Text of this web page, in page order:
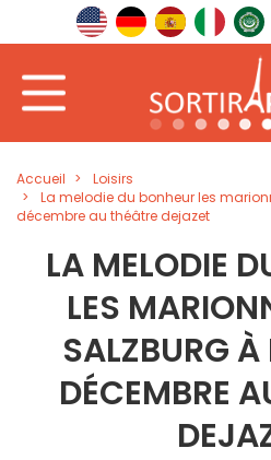
Accueil
Loisirs
La melodie du bonheur les
décembre au théâtre dejazet
LA MELODIE
LES
SALZBURG À
DÉCEMBRE